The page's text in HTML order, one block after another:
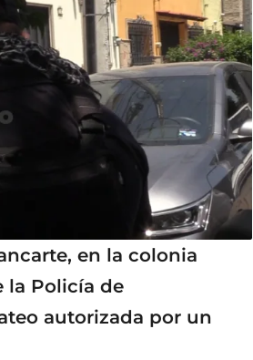
en la colonia
la Policía de
autorizada por un